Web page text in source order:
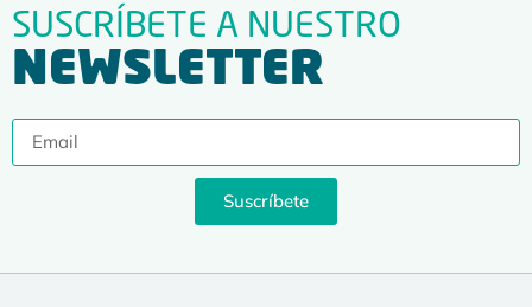
SUSCRÍBETE A NUESTRO
NEWSLETTER
Suscríbete